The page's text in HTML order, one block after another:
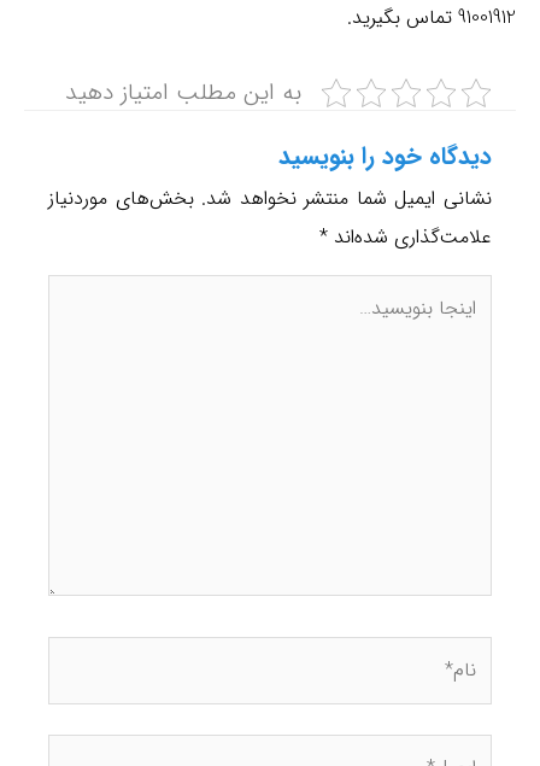
22191254
09372222116
شرق تهران
77611203
09387777023
44447886
بنابراین در صورت خرابی و بروز مشکل در کارکرد نرمال آن، زندگی
روزمره ما دچار اخلال می شود.
91001912 تماس بگیرید.
به این مطلب امتیاز دهید
دیدگاه‌ خود را بنویسید
نشانی ایمیل شما منتشر نخواهد شد. بخش‌های موردنیاز
علامت‌گذاری شده‌اند *